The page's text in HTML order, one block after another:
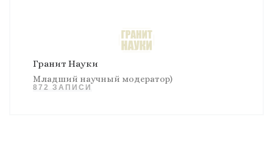
Гранит Науки
Младший научный модератор)
872 ЗАПИСИ